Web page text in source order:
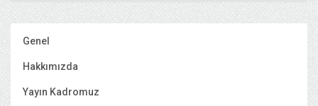
Genel
Hakkımızda
Yayın Kadromuz